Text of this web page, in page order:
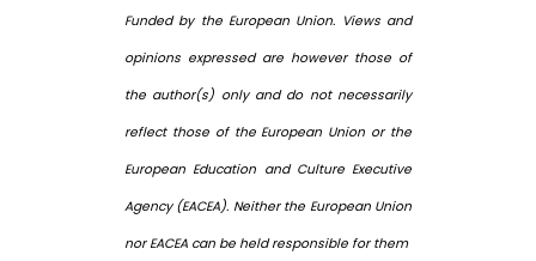
Funded by the European Union. Views and
opinions expressed are however those of
the author(s) only and do not necessarily
reflect those of the European Union or the
European Education and Culture Executive
Agency (EACEA). Neither the European Union
nor EACEA can be held responsible for them